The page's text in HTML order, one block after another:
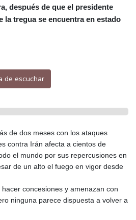
después de que el presidente
la tregua se encuentra en estado
de escuchar
de dos meses con los ataques
contra Irán afecta a cientos de
el mundo por sus repercusiones en
de un alto el fuego en vigor desde
concesiones y amenazan con
ninguna parece dispuesta a volver a